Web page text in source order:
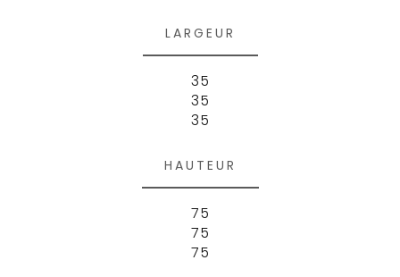
LARGEUR
35
35
35
HAUTEUR
75
75
75